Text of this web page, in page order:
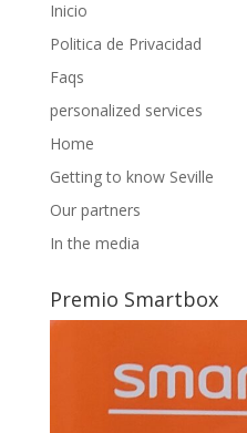
Inicio
Politica de Privacidad
Faqs
personalized services
Home
Getting to know Seville
Our partners
In the media
Premio Smartbox